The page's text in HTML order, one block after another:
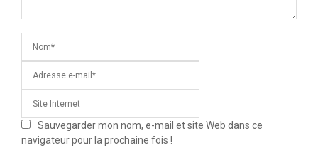
Sauvegarder mon nom, e-mail et site Web dans ce
navigateur pour la prochaine fois !